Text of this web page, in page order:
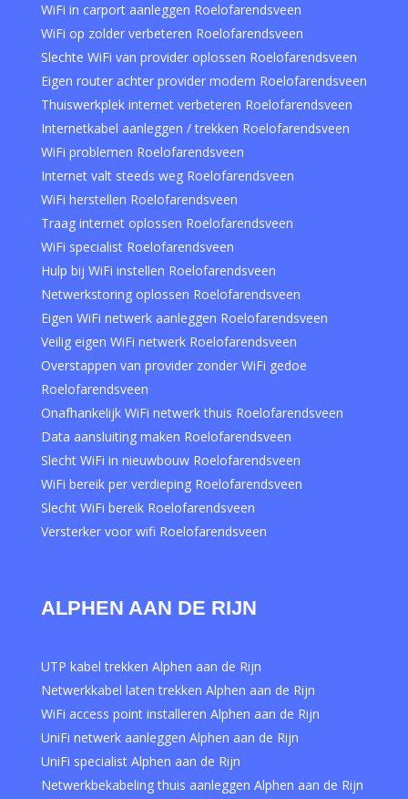
WiFi in carport aanleggen Roelofarendsveen
WiFi op zolder verbeteren Roelofarendsveen
Slechte WiFi van provider oplossen Roelofarendsveen
Eigen router achter provider modem Roelofarendsveen
Thuiswerkplek internet verbeteren Roelofarendsveen
Internetkabel aanleggen / trekken Roelofarendsveen
WiFi problemen Roelofarendsveen
Internet valt steeds weg Roelofarendsveen
WiFi herstellen Roelofarendsveen
Traag internet oplossen Roelofarendsveen
WiFi specialist Roelofarendsveen
Hulp bij WiFi instellen Roelofarendsveen
Netwerkstoring oplossen Roelofarendsveen
Eigen WiFi netwerk aanleggen Roelofarendsveen
Veilig eigen WiFi netwerk Roelofarendsveen
Overstappen van provider zonder WiFi gedoe
Roelofarendsveen
Onafhankelijk WiFi netwerk thuis Roelofarendsveen
Data aansluiting maken Roelofarendsveen
Slecht WiFi in nieuwbouw Roelofarendsveen
WiFi bereik per verdieping Roelofarendsveen
Slecht WiFi bereik Roelofarendsveen
Versterker voor wifi Roelofarendsveen
ALPHEN AAN DE RIJN
UTP kabel trekken Alphen aan de Rijn
Netwerkkabel laten trekken Alphen aan de Rijn
WiFi access point installeren Alphen aan de Rijn
UniFi netwerk aanleggen Alphen aan de Rijn
UniFi specialist Alphen aan de Rijn
Netwerkbekabeling thuis aanleggen Alphen aan de Rijn